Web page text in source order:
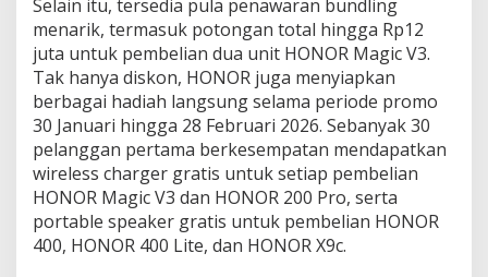
Selain itu, tersedia pula penawaran bundling
menarik, termasuk potongan total hingga Rp12
juta untuk pembelian dua unit HONOR Magic V3.
Tak hanya diskon, HONOR juga menyiapkan
berbagai hadiah langsung selama periode promo
30 Januari hingga 28 Februari 2026. Sebanyak 30
pelanggan pertama berkesempatan mendapatkan
wireless charger gratis untuk setiap pembelian
HONOR Magic V3 dan HONOR 200 Pro, serta
portable speaker gratis untuk pembelian HONOR
400, HONOR 400 Lite, dan HONOR X9c.